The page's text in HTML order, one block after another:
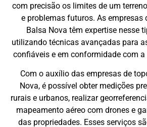
com precisão os limites de um
e problemas futuros. As empresas
Balsa Nova têm expertise nesse
utilizando técnicas avançadas para
confiáveis e em conformidade com
Com o auxílio das empresas de
Nova, é possível obter medições
rurais e urbanos, realizar
mapeamento aéreo com drones e
das propriedades. Esses serviços